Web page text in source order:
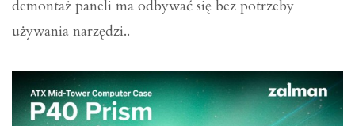
demontaż paneli ma odbywać się bez potrzeby
używania narzędzi..